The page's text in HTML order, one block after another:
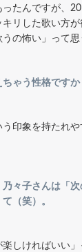
ったんですが、
キリした歌い方
うの怖い」って
ちゃう性格です
う印象を持たれ
乃々子さんは「
（笑）。
楽しければいい